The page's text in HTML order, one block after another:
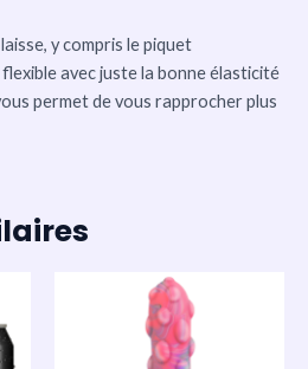
y compris le piquet
avec juste la bonne élasticité
permet de vous rapprocher plus